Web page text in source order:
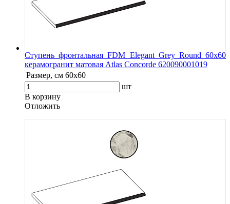
Ступень фронтальная FDM Elegant Grey Round 60х60
керамогранит матовая Atlas Concorde 620090001019
Размер, см 60x60
шт
В корзину
Oтложить